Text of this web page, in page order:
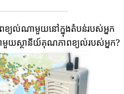
ខ្យល់ណាមួយនៅក្នុងតំបន់របស់អ្នក
មួយស្ថានីយ៍គុណភាពខ្យល់របស់អ្នក?